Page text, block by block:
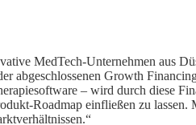
MedTech-Unternehmen aus
abgeschlossenen Growth
– wird durch diese
Roadmap einfließen zu